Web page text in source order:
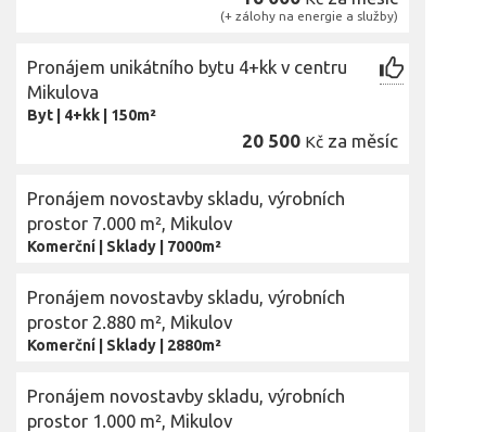
(+ zálohy na energie a služby)
Pronájem unikátního bytu 4+kk v centru
Mikulova
Byt 4+kk 150m²
20 500 Kč za měsíc
Pronájem novostavby skladu, výrobních
prostor 7.000 m², Mikulov
Komerční Sklady 7000m²
Pronájem novostavby skladu, výrobních
prostor 2.880 m², Mikulov
Komerční Sklady 2880m²
Pronájem novostavby skladu, výrobních
prostor 1.000 m², Mikulov